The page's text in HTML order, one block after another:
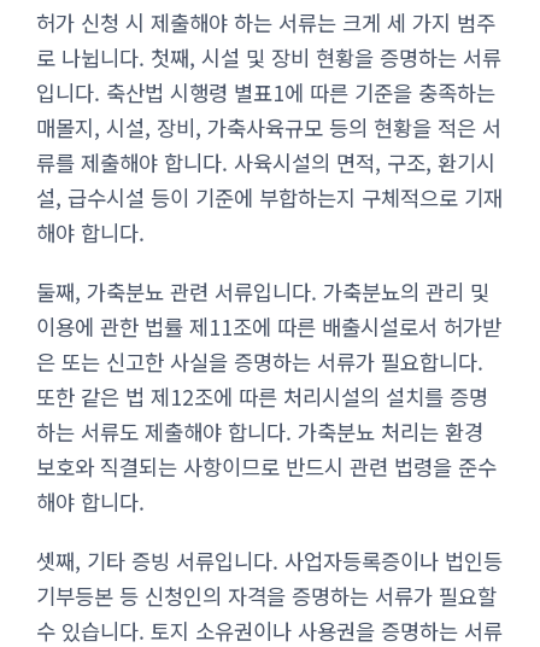
허가 신청 시 제출해야 하는 서류는 크게 세 가지 범주
로 나뉩니다. 첫째, 시설 및 장비 현황을 증명하는 서류
입니다. 축산법 시행령 별표1에 따른 기준을 충족하는
매몰지, 시설, 장비, 가축사육규모 등의 현황을 적은 서
류를 제출해야 합니다. 사육시설의 면적, 구조, 환기시
설, 급수시설 등이 기준에 부합하는지 구체적으로 기재
해야 합니다.
둘째, 가축분뇨 관련 서류입니다. 가축분뇨의 관리 및
이용에 관한 법률 제11조에 따른 배출시설로서 허가받
은 또는 신고한 사실을 증명하는 서류가 필요합니다.
또한 같은 법 제12조에 따른 처리시설의 설치를 증명
하는 서류도 제출해야 합니다. 가축분뇨 처리는 환경
보호와 직결되는 사항이므로 반드시 관련 법령을 준수
해야 합니다.
셋째, 기타 증빙 서류입니다. 사업자등록증이나 법인등
기부등본 등 신청인의 자격을 증명하는 서류가 필요할
수 있습니다. 토지 소유권이나 사용권을 증명하는 서류